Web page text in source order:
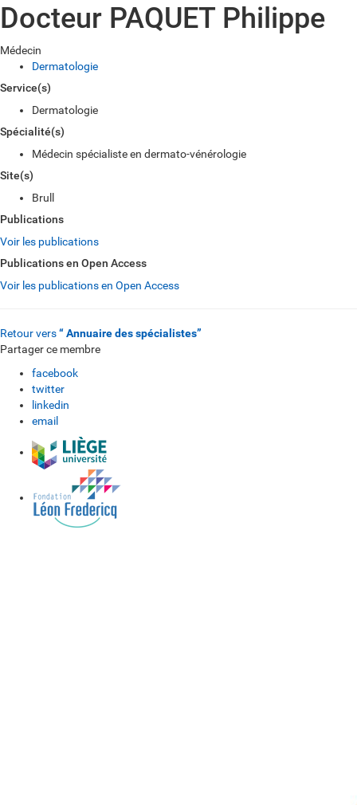
Docteur PAQUET Philippe
Médecin
Dermatologie
Service(s)
Dermatologie
Spécialité(s)
Médecin spécialiste en dermato-vénérologie
Site(s)
Brull
Publications
Voir les publications
Publications en Open Access
Voir les publications en Open Access
Retour vers“ Annuaire des spécialistes”
Partager ce membre
facebook
twitter
linkedin
email